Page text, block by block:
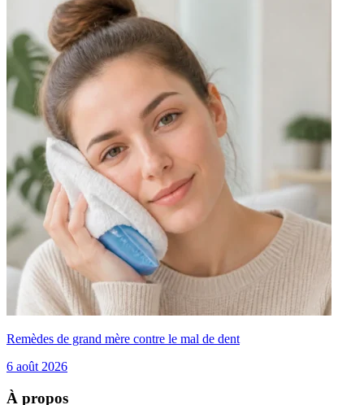
Remèdes de grand mère contre le mal de dent
6 août 2026
À propos